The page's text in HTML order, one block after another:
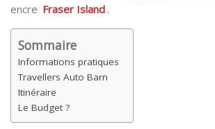
encre Fraser Island .
Sommaire
Informations pratiques
Travellers Auto Barn
Itinéraire
Le Budget ?